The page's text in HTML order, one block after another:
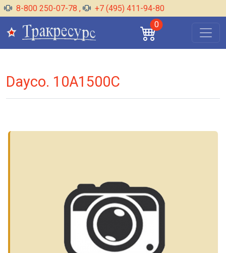
8-800 250-07-78 ,
+7 (495) 411-94-80
0
Dayco. 10A1500C